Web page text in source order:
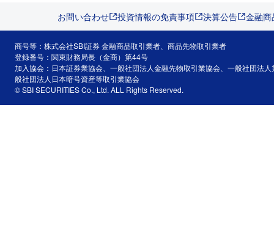
お問い合わせ 投資情報の免責事項 決算公告 金融
商号等：株式会社SBI証券 金融商品取引業者、商品先物取引業者
登録番号：関東財務局長（金商）第44号
加入協会：日本証券業協会、一般社団法人金融先物取引業協会、一般社団法
般社団法人日本暗号資産等取引業協会
© SBI SECURITIES Co., Ltd. ALL Rights Reserved.